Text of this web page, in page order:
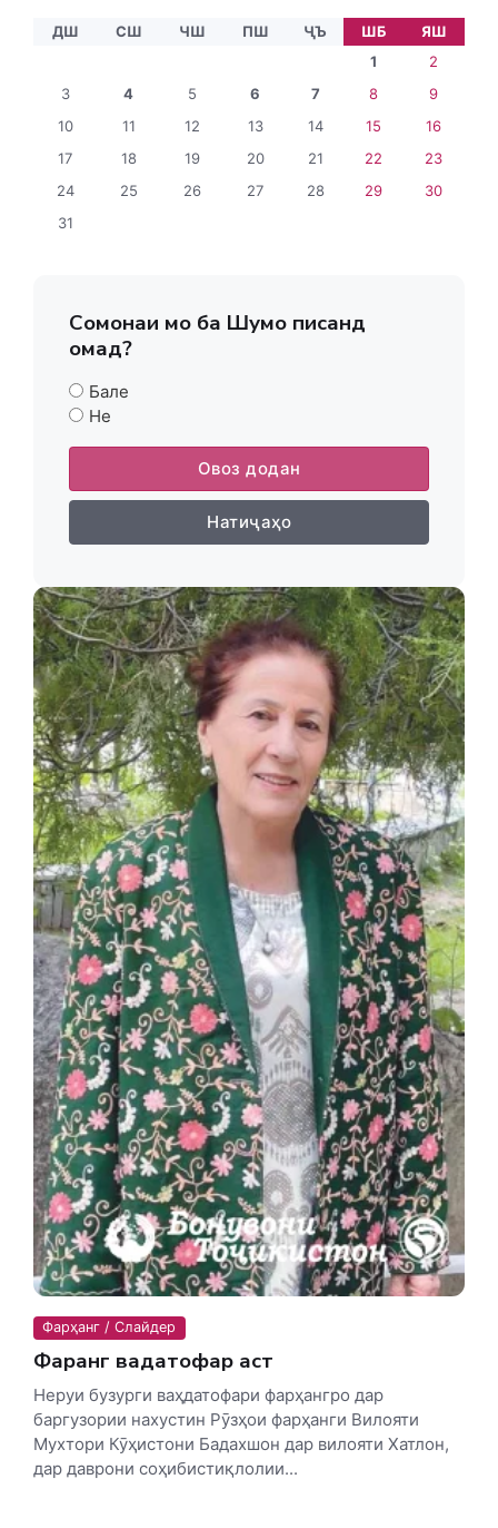
ДШ СШ ЧШ ПШ ҶЪ ШБ
ЯШ
1
2
3
4 5 6 7 8
9
10
11 12 13 14 15
16
17
18 19 20 21 22
23
24
25 26 27 28 29
30
31
Сомонаи мо ба Шумо писанд
омад?
Бале
Не
Овоз додан
Натиҷаҳо
Фарҳанг / Слайдер
Фарҳанг ваҳдатофар аст
Неруи бузурги ваҳдатофари фарҳангро дар
баргузории нахустин Рӯзҳои фарҳанги Вилояти
Мухтори Кӯҳистони Бадахшон дар вилояти Хатлон,
дар даврони соҳибистиқлолии...